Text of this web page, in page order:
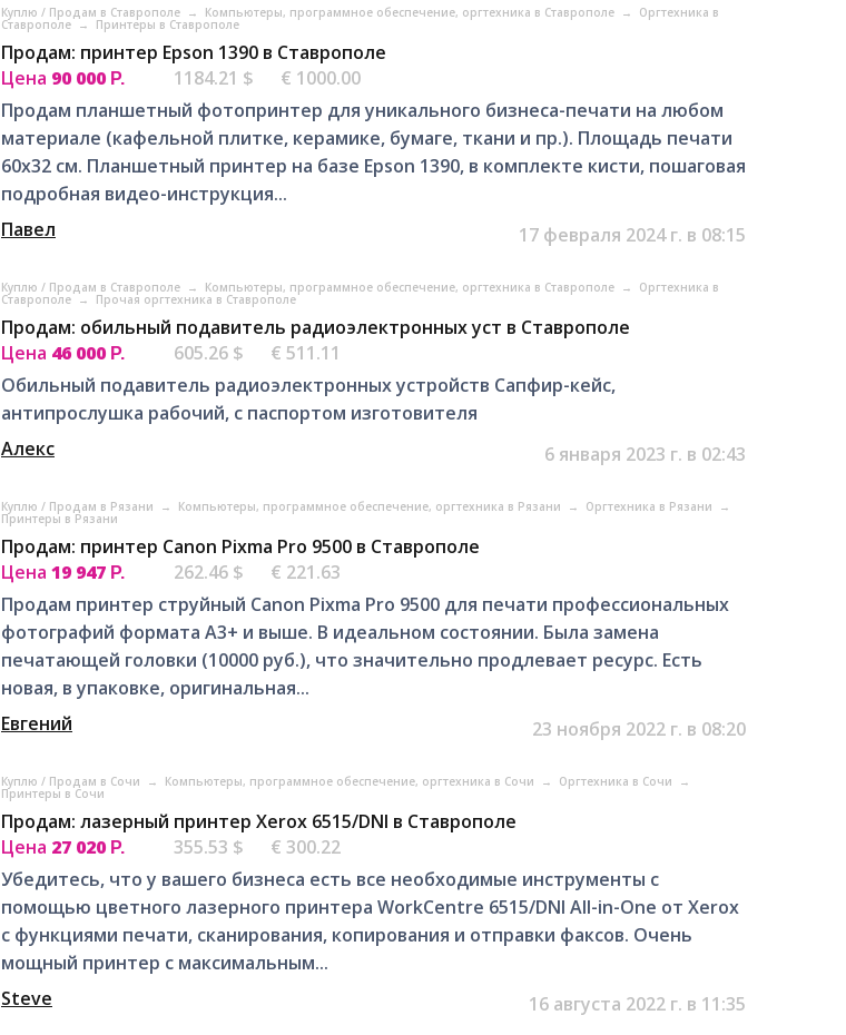
Куплю / Продам в Ставрополе → Компьютеры, программное обеспечение, оргтехника в Ставрополе → Оргтехника в
Ставрополе → Принтеры в Ставрополе
Продам: принтер Epson 1390 в Ставрополе
Цена 90 000 Р. 1184.21 $
€ 1000.00
Продам планшетный фотопринтер для уникального бизнеса-печати на любом
материале (кафельной плитке, керамике, бумаге, ткани и пр.). Площадь печати
60х32 см. Планшетный принтер на базе Epson 1390, в комплекте кисти, пошаговая
подробная видео-инструкция...
Павел
17 февраля 2024 г. в 08:15
Куплю / Продам в Ставрополе → Компьютеры, программное обеспечение, оргтехника в Ставрополе → Оргтехника в
Ставрополе → Прочая оргтехника в Ставрополе
Продам: обильный подавитель радиоэлектронных уст в Ставрополе
Цена 46 000 Р. 605.26 $
€ 511.11
Обильный подавитель радиоэлектронных устройств Сапфир-кейс,
антипрослушка рабочий, с паспортом изготовителя
Алекс
6 января 2023 г. в 02:43
Куплю / Продам в Рязани → Компьютеры, программное обеспечение, оргтехника в Рязани → Оргтехника в Рязани →
Принтеры в Рязани
Продам: принтер Canon Pixma Pro 9500 в Ставрополе
Цена 19 947 Р. 262.46 $
€ 221.63
Продам принтер струйный Сanon Pixma Pro 9500 для печати профессиональных
фотографий формата А3+ и выше. В идеальном состоянии. Была замена
печатающей головки (10000 руб.), что значительно продлевает ресурс. Есть
новая, в упаковке, оригинальная...
Евгений
23 ноября 2022 г. в 08:20
Куплю / Продам в Сочи → Компьютеры, программное обеспечение, оргтехника в Сочи → Оргтехника в Сочи →
Принтеры в Сочи
Продам: лазерный принтер Xerox 6515/DNI в Ставрополе
Цена 27 020 Р. 355.53 $
€ 300.22
Убедитесь, что у вашего бизнеса есть все необходимые инструменты с
помощью цветного лазерного принтера WorkCentre 6515/DNI All-in-One от Xerox
с функциями печати, сканирования, копирования и отправки факсов. Очень
мощный принтер с максимальным...
Steve
16 августа 2022 г. в 11:35